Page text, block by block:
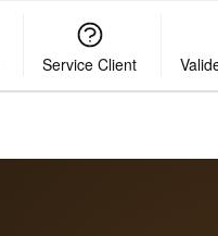
Service Client